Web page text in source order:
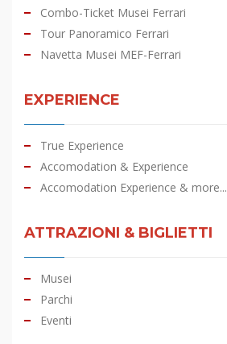
Combo-Ticket Musei Ferrari
Tour Panoramico Ferrari
Navetta Musei MEF-Ferrari
EXPERIENCE
True Experience
Accomodation & Experience
Accomodation Experience & more...
ATTRAZIONI & BIGLIETTI
Musei
Parchi
Eventi